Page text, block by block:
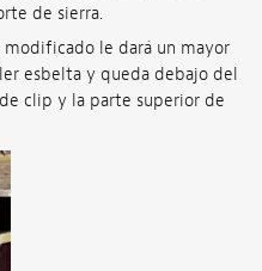
de sierra.
le dará un mayor
esbelta y queda debajo del
clip y la parte superior de